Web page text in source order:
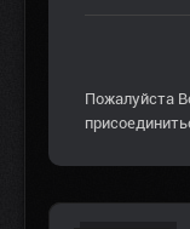
Пожалуйста